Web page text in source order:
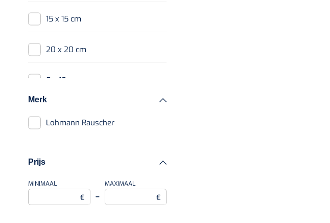
15 x 15 cm
20 x 20 cm
5 x 10 cm
Merk
Lohmann Rauscher
Prijs
MINIMAAL
€ –
MAXIMAAL
€